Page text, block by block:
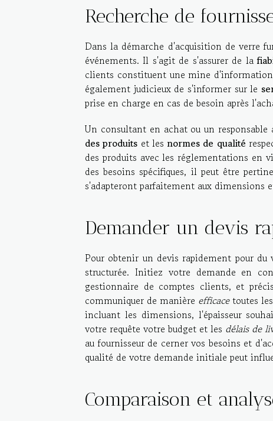
Recherche de
Dans la démarche d'acquisition de verre
événements. Il s'agit de s'assurer de la
clients constituent une mine
également judicieux de s'informer sur le
prise en charge en cas de besoin après
Un consultant en achat ou un
des produits et les normes de qualité
des produits avec les réglementations en
des besoins spécifiques, il peut être
s'adapteront parfaitement aux dimensions
Demander un devis
Pour obtenir un devis rapidement pour
structurée. Initiez votre demande en
gestionnaire de comptes clients, et
communiquer de manière efficacetoutes
incluant les dimensions, l'épaisseur
votre requête votre budget et les délais de
au fournisseur de cerner vos besoins et
qualité de votre demande initiale peut
Comparaison et